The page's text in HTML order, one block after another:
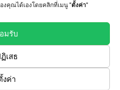
งคุณได้เองโดยคลิกที่เมนู "ตั้งค่า"
มรับ
เสธ
งค่า
Bag
เสื้อแก๊งค์
Us